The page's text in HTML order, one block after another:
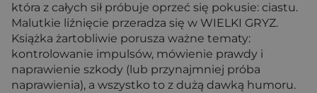
która z całych sił próbuje oprzeć się pokusie: ciastu.
Malutkie liźnięcie przeradza się w WIELKI GRYZ.
Książka żartobliwie porusza ważne tematy:
kontrolowanie impulsów, mówienie prawdy i
naprawienie szkody (lub przynajmniej próba
naprawienia), a wszystko to z dużą dawką humoru.